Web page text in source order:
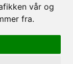
vår og
fra.